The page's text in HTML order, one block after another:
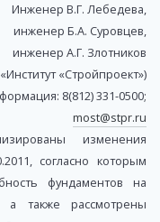
Инженер В.Г. Лебедева,
инженер Б.А. Суровцев,
инженер А.Г. Злотников
«Стройпроект»)
8(812) 331-0500;
most@stpr.ru
изменения
согласно которым
фундаментов на
а также рассмотрены